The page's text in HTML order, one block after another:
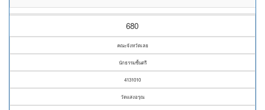
680
คณะจังหวัดเลย
นักธรรมชั้นตรี
4131010
วัดแสงอรุณ